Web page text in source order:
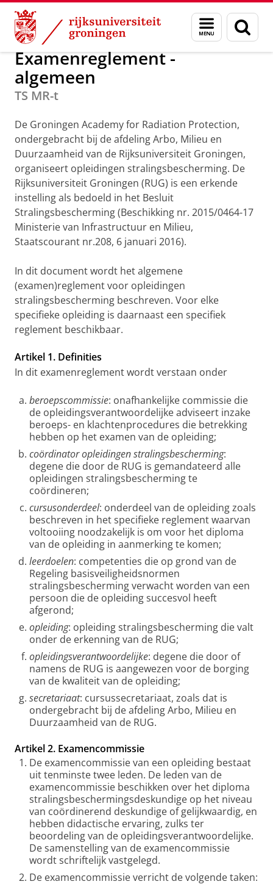
Skip
Content
Skip
Navigation
Menu
en
zoeken
Onderwijs Stralingsbescherming
Examenreglement -
algemeen
TS MR-t
De Groningen Academy for Radiation Protection,
ondergebracht bij de afdeling Arbo, Milieu en
Duurzaamheid van de Rijksuniversiteit Groningen,
organiseert opleidingen stralingsbescherming. De
Rijksuniversiteit Groningen (RUG) is een erkende
instelling als bedoeld in het Besluit
Stralingsbescherming (Beschikking nr. 2015/0464-17
Ministerie van Infrastructuur en Milieu,
Staatscourant nr.208, 6 januari 2016).
In dit document wordt het algemene
(examen)reglement voor opleidingen
stralingsbescherming beschreven. Voor elke
specifieke opleiding is daarnaast een specifiek
reglement beschikbaar.
Artikel 1. Definities
In dit examenreglement wordt verstaan onder
beroepscommissie: onafhankelijke commissie die
de opleidingsverantwoordelijke adviseert inzake
beroeps- en klachtenprocedures die betrekking
hebben op het examen van de opleiding;
coördinator opleidingen stralingsbescherming:
degene die door de RUG is gemandateerd alle
opleidingen stralingsbescherming te
coördineren;
cursusonderdeel: onderdeel van de opleiding zoals
beschreven in het specifieke reglement waarvan
voltooiing noodzakelijk is om voor het diploma
van de opleiding in aanmerking te komen;
leerdoelen: competenties die op grond van de
Regeling basisveiligheidsnormen
stralingsbescherming verwacht worden van een
persoon die de opleiding succesvol heeft
afgerond;
opleiding: opleiding stralingsbescherming die valt
onder de erkenning van de RUG;
opleidingsverantwoordelijke: degene die door of
namens de RUG is aangewezen voor de borging
van de kwaliteit van de opleiding;
secretariaat: cursussecretariaat, zoals dat is
ondergebracht bij de afdeling Arbo, Milieu en
Duurzaamheid van de RUG.
Artikel 2. Examencommissie
De examencommissie van een opleiding bestaat
uit tenminste twee leden. De leden van de
examencommissie beschikken over het diploma
stralingsbeschermingsdeskundige op het niveau
van coördinerend deskundige of gelijkwaardig, en
hebben didactische ervaring, zulks ter
beoordeling van de opleidingsverantwoordelijke.
De samenstelling van de examencommissie
wordt schriftelijk vastgelegd.
De examencommissie verricht de volgende taken: